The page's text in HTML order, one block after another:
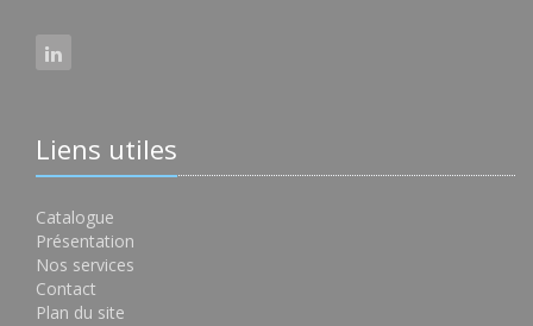
Liens utiles
Catalogue
Présentation
Nos services
Contact
Plan du site